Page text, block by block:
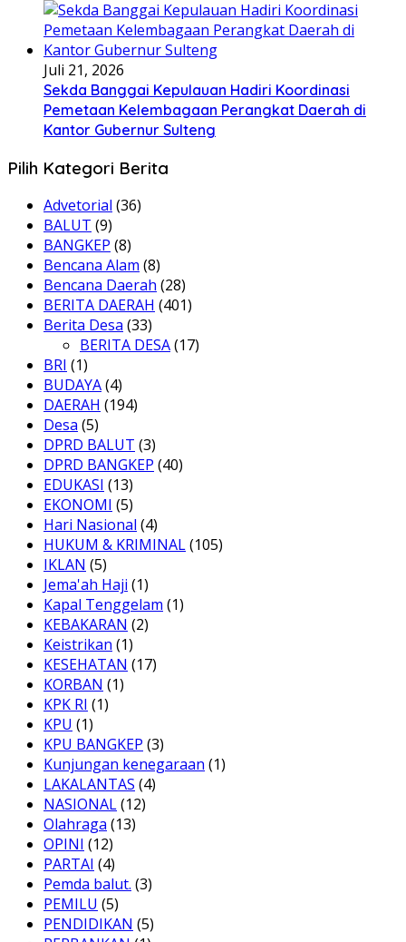
Juli 21, 2026
Sekda Banggai Kepulauan Hadiri Koordinasi
Pemetaan Kelembagaan Perangkat Daerah di
Kantor Gubernur Sulteng
Pilih Kategori Berita
Advetorial (36)
BALUT (9)
BANGKEP (8)
Bencana Alam (8)
Bencana Daerah (28)
BERITA DAERAH (401)
Berita Desa (33)
BERITA DESA(17)
BRI (1)
BUDAYA(4)
DAERAH (194)
Desa (5)
DPRD BALUT (3)
DPRD BANGKEP (40)
EDUKASI (13)
EKONOMI (5)
Hari Nasional (4)
HUKUM & KRIMINAL(105)
IKLAN (5)
Jema'ah Haji (1)
Kapal Tenggelam (1)
KEBAKARAN (2)
Keistrikan (1)
KESEHATAN (17)
KORBAN (1)
KPK RI (1)
KPU (1)
KPU BANGKEP (3)
Kunjungan kenegaraan (1)
LAKALANTAS (4)
NASIONAL(12)
Olahraga (13)
OPINI (12)
PARTAI (4)
Pemda balut. (3)
PEMILU (5)
PENDIDIKAN (5)